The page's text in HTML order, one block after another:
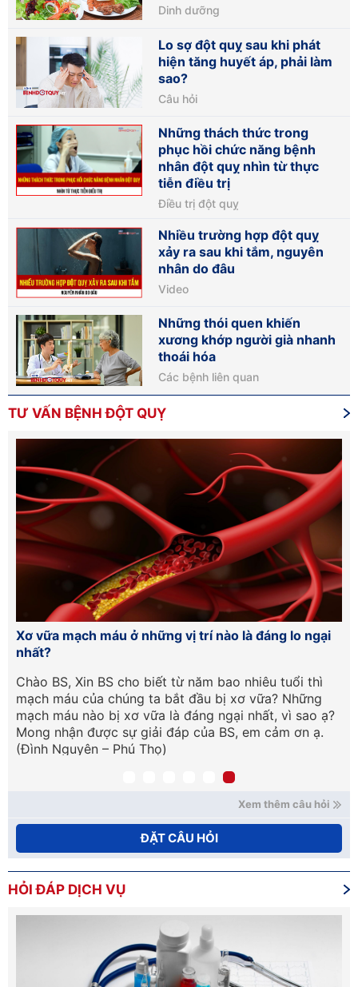
Dinh dưỡng
Lo sợ đột quỵ sau khi phát
hiện tăng huyết áp, phải làm
sao?
Câu hỏi
Những thách thức trong
phục hồi chức năng bệnh
nhân đột quỵ nhìn từ thực
tiễn điều trị
Điều trị đột quỵ
Nhiều trường hợp đột quỵ
xảy ra sau khi tắm, nguyên
nhân do đâu
Video
Những thói quen khiến
xương khớp người già nhanh
thoái hóa
Các bệnh liên quan
TƯ VẤN BỆNH ĐỘT QUỴ
Xơ vữa mạch máu ở những vị trí nào là đáng lo ngại
nhất?
Chào BS, Xin BS cho biết từ năm bao nhiêu tuổi thì
mạch máu của chúng ta bắt đầu bị xơ vữa? Những
mạch máu nào bị xơ vữa là đáng ngại nhất, vì sao ạ?
Mong nhận được sự giải đáp của BS, em cảm ơn ạ.
(Đình Nguyên – Phú Thọ)
Xem thêm câu hỏi
ĐẶT CÂU HỎI
HỎI ĐÁP DỊCH VỤ